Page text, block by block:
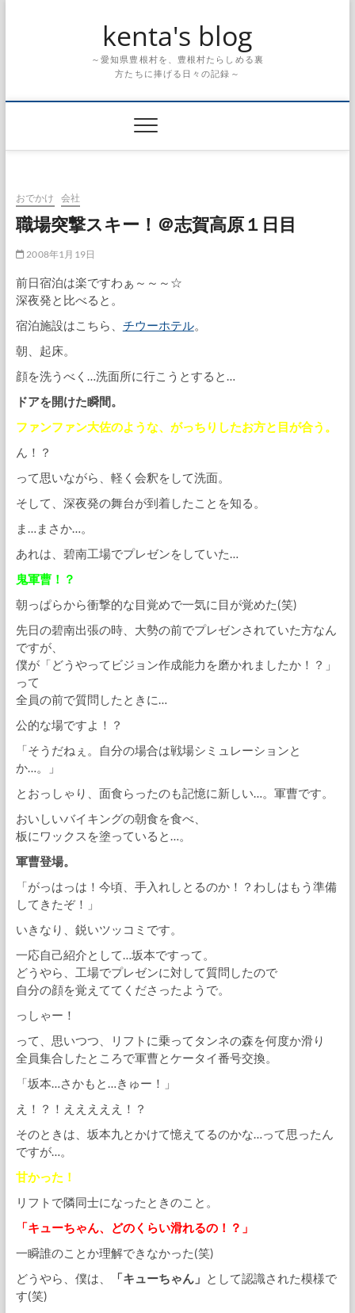
kenta's blog
～愛知県豊根村を、豊根村たらしめる裏
方たちに捧げる日々の記録～
おでかけ 会社
職場突撃スキー！＠志賀高原１日目
2008年1月19日
前日宿泊は楽ですわぁ～～～☆
深夜発と比べると。
宿泊施設はこちら、 チウーホテル。
朝、起床。
顔を洗うべく…洗面所に行こうとすると…
ドアを開けた瞬間。
ファンファン大佐のような、がっちりしたお方と目が合う。
ん！？
って思いながら、軽く会釈をして洗面。
そして、深夜発の舞台が到着したことを知る。
ま…まさか…。
あれは、碧南工場でプレゼンをしていた…
鬼軍曹！？
朝っぱらから衝撃的な目覚めで一気に目が覚めた(笑)
先日の碧南出張の時、大勢の前でプレゼンされていた方なん
ですが、
僕が「どうやってビジョン作成能力を磨かれましたか！？」
って
全員の前で質問したときに…
公的な場ですよ！？
「そうだねぇ。自分の場合は戦場シミュレーションと
か…。」
とおっしゃり、面食らったのも記憶に新しい…。軍曹です。
おいしいバイキングの朝食を食べ、
板にワックスを塗っていると…。
軍曹登場。
「がっはっは！今頃、手入れしとるのか！？わしはもう準備
してきたぞ！」
いきなり、鋭いツッコミです。
一応自己紹介として…坂本ですって。
どうやら、工場でプレゼンに対して質問したので
自分の顔を覚えててくださったようで。
っしゃー！
って、思いつつ、リフトに乗ってタンネの森を何度か滑り
全員集合したところで軍曹とケータイ番号交換。
「坂本…さかもと…きゅー！」
え！？！えええええ！？
そのときは、坂本九とかけて憶えてるのかな…って思ったん
ですが…。
甘かった！
リフトで隣同士になったときのこと。
「キューちゃん、どのくらい滑れるの！？」
一瞬誰のことか理解できなかった(笑)
どうやら、僕は、
「キューちゃん」 として認識された模様で
す(笑)